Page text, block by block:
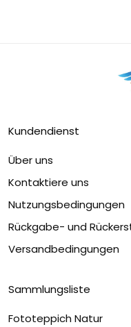
Kundendienst
Über uns
Kontaktiere uns
Nutzungsbedingungen
Rückgabe- und
Versandbedingungen
Sammlungsliste
Fototeppich Natur